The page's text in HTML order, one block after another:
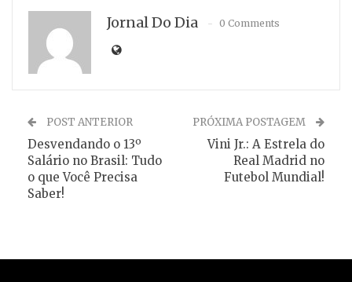
Jornal Do Dia 0 Comments
POST ANTERIOR
Desvendando o 13º
Salário no Brasil: Tudo
o que Você Precisa
Saber!
PRÓXIMA POSTAGEM
Vini Jr.: A Estrela do
Real Madrid no
Futebol Mundial!